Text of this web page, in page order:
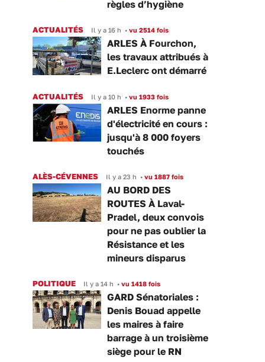
règles d’hygiène
ACTUALITÉS Il y a 16 h • vu 2514 fois
ARLES À Fourchon,
les travaux attribués à
E.Leclerc ont démarré
ACTUALITÉS Il y a 10 h • vu 1933 fois
ARLES Enorme panne
d'électricité en cours :
jusqu'à 8 000 foyers
touchés
ALÈS-CÉVENNES Il y a 23 h • vu 1887 fois
AU BORD DES
ROUTES À Laval-
Pradel, deux convois
pour ne pas oublier la
Résistance et les
mineurs disparus
POLITIQUE Il y a 14 h • vu 1418 fois
GARD Sénatoriales :
Denis Bouad appelle
les maires à faire
barrage à un troisième
siège pour le RN